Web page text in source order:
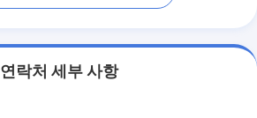
연락처 세부 사항